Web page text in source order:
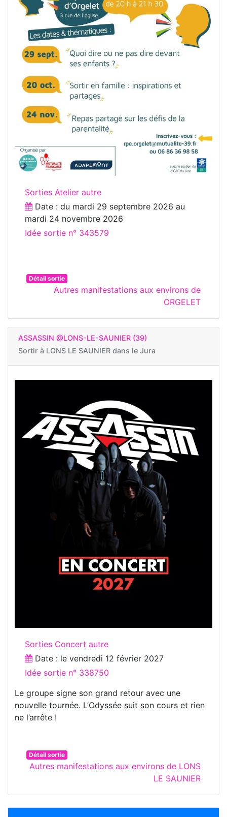
Sorties Atelier autre
Date : du mardi 29 septembre 2026 au
mardi 24 novembre 2026
Idée sortie n° 343579
Détail sortie
Autres manifestations aux environs de
ORGELET
ASSASSIN @LONS-LE-SAUNIER (39)
Sortir à LONS LE SAUNIER dans le Jura
Sorties Concert autre
Date : le vendredi 12 février 2027
Idée sortie n° 338750
Le groupe signe son grand retour avec une
nouvelle tournée. L’Odyssée suit son cours et rien
ne l’arrête !
Détail sortie
Autres manifestations aux environs de LONS
LE SAUNIER